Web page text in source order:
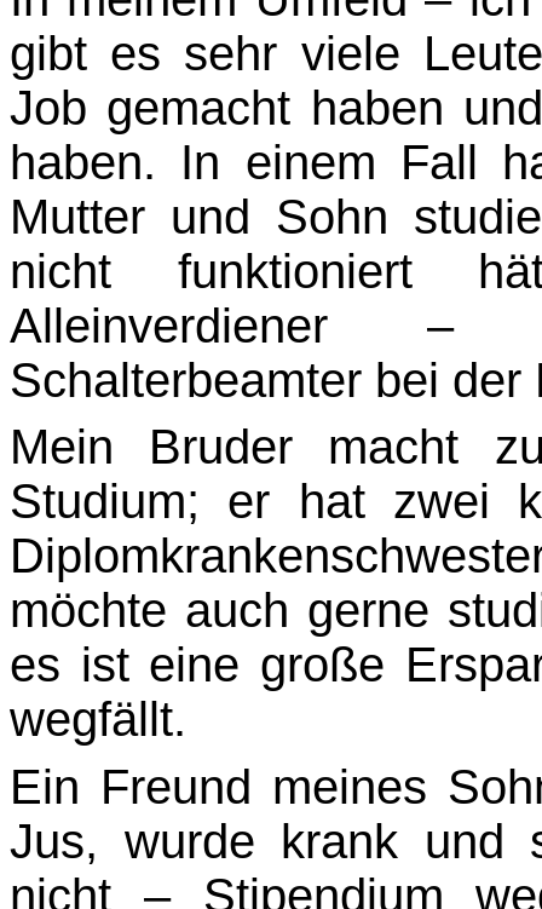
gibt es sehr viele
Job gemacht haben
haben. In einem Fall
Mutter und Sohn
nicht funktioniert
Alleinverdiener –
Schalterbeamter bei der
Mein Bruder macht
Studium; er hat zwei
möchte auch gerne
es ist eine große
wegfällt.
Ein Freund meines
Jus, wurde krank und
nicht – Stipendium